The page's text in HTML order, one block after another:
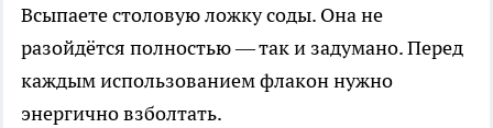
Всыпаете столовую ложку соды. Она не
разойдётся полностью — так и задумано. Перед
каждым использованием флакон нужно
энергично взболтать.